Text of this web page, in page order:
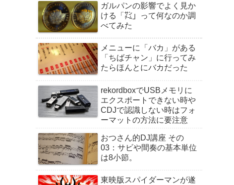
ガルパンの影響でよく見か
ける「㌠」って何なのか調
べてみた
メニューに「バカ」がある
「ちばチャン」に行ってみ
たらほんとにバカだった
rekordboxでUSBメモリに
エクスポートできない時や
CDJで認識しない時はフォ
ーマットの方法に要注意
おつさん的DJ講座 その
03：サビや間奏の基本単位
は8小節。
東映版スパイダーマンが遂